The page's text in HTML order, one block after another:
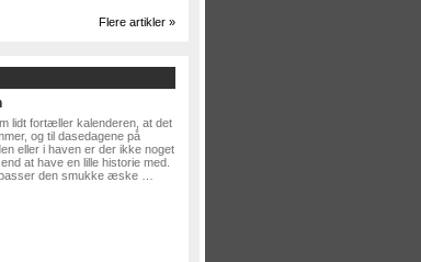
Flere artikler »
lidt fortæller kalenderen, at det
og til dasedagene på
eller i haven er der ikke noget
at have en lille historie med.
den smukke æske …